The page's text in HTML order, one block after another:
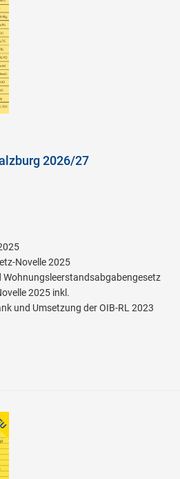
2026/27
Novelle 2025
2025 inkl.
und Umsetzung der OIB-RL 2023